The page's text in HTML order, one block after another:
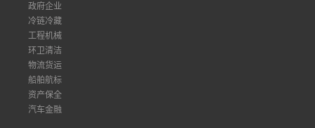
政府企业
冷链冷藏
工程机械
环卫清洁
物流货运
船舶航标
资产保全
汽车金融